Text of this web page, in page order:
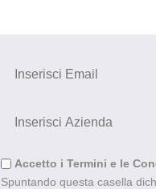
Accetto i Termini e le
Spuntando questa casella